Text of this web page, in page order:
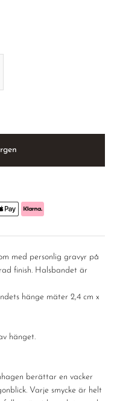
med personlig gravyr på
finish. Halsbandet är
hänge mäter 2,4 cm x
hänget.
berättar en vacker
Varje smycke är helt